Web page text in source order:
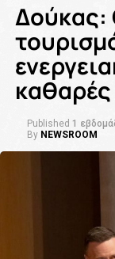
Δούκας:
καθαρές
Published 1
By NEWSROOM